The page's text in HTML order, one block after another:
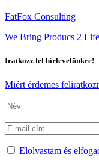
FatFox Consulting
We Bring Producs 2 Life
Iratkozz fel hírlevelünkre!
Miért érdemes
Elolvastam és